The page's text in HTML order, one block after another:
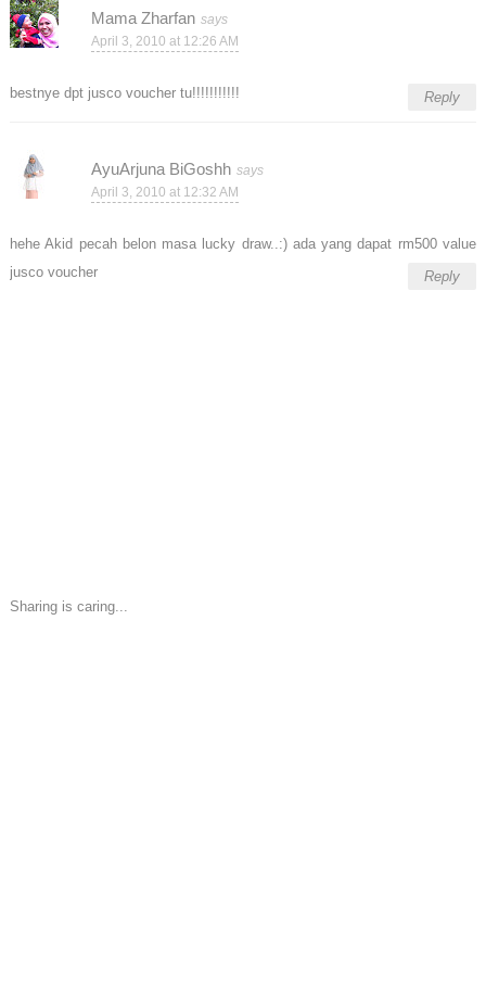
Mama Zharfan
April 3, 2010 at 12:26 AM
bestnye dpt jusco voucher tu!!!!!!!!!!! Reply
AyuArjuna BiGoshh
April 3, 2010 at 12:32 AM
hehe Akid pecah belon masa lucky draw..:) ada yang dapat rm500 value
jusco voucher
Reply
Sharing is caring...